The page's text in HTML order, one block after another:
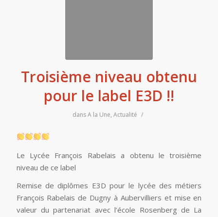
Troisième niveau obtenu
pour le label E3D !!
dansA la Une, Actualité /
Le Lycée François Rabelais a obtenu le troisième
niveau de ce label
Remise de diplômes E3D pour le lycée des métiers
François Rabelais de Dugny à Aubervilliers et mise en
valeur du partenariat avec l’école Rosenberg de La